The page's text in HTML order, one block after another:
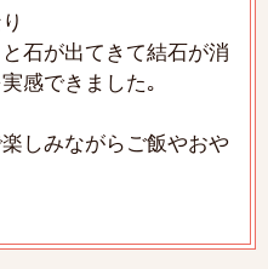
石が出てきて結石が消
感できました｡
しみながらご飯やおや